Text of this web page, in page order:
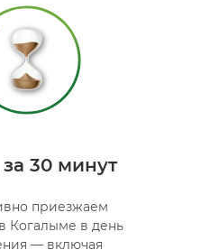
30 минут
приезжаем
Когалыме в день
— включая